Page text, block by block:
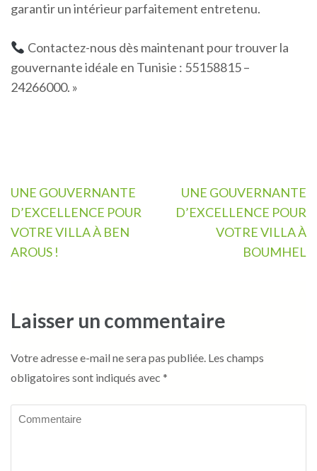
garantir un intérieur parfaitement entretenu.
Contactez-nous dès maintenant pour trouver la
gouvernante idéale en Tunisie : 55158815 –
24266000. »
Navigation
de
l’article
UNE GOUVERNANTE
D’EXCELLENCE POUR
VOTRE VILLA À BEN
AROUS !
UNE GOUVERNANTE
D’EXCELLENCE POUR
VOTRE VILLA À
BOUMHEL
Laisser un commentaire
Votre adresse e-mail ne sera pas publiée. Les champs
obligatoires sont indiqués avec *
Commentaire